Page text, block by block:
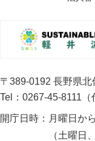
〒389-0192 長野県
Tel：0267-45-8111（
開庁日時： 月曜日か
（土曜日